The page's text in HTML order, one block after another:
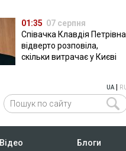
01:35 07 серпня
Співачка Клавдія Петрівна
відверто розповіла,
скільки витрачає у Києві
UA| RU
Відео Блоги